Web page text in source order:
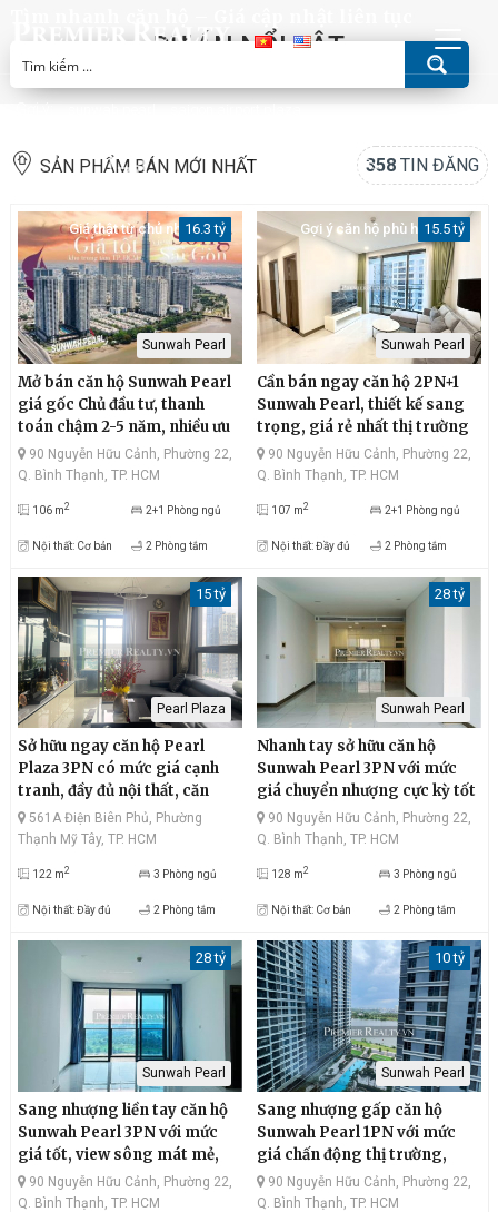
Giá thật từ chủ nhà Gợi ý căn hộ phù hợp
DỰ ÁN NỔI BẬT
SẢN PHẨM BÁN MỚI NHẤT 358 TIN ĐĂNG
16.3 tỷ
Sunwah Pearl
Mở bán căn hộ Sunwah Pearl
giá gốc Chủ đầu tư, thanh
toán chậm 2-5 năm, nhiều ưu
đãi hấp dẫn
90 Nguyễn Hữu Cảnh, Phường 22,
Q. Bình Thạnh, TP. HCM
106 m2 2+1 Phòng ngủ
Nội thất: Cơ bản 2 Phòng tắm
15.5 tỷ
Sunwah Pearl
Cần bán ngay căn hộ 2PN+1
Sunwah Pearl, thiết kế sang
trọng, giá rẻ nhất thị trường
90 Nguyễn Hữu Cảnh, Phường 22,
Q. Bình Thạnh, TP. HCM
107 m2 2+1 Phòng ngủ
Nội thất: Đầy đủ 2 Phòng tắm
15 tỷ
Pearl Plaza
Sở hữu ngay căn hộ Pearl
Plaza 3PN có mức giá cạnh
tranh, đầy đủ nội thất, căn
góc tầng cao view sông
thoáng mát, Landmark81 rực
561A Điện Biên Phủ, Phường
Thạnh Mỹ Tây, TP. HCM
122 m2 3 Phòng ngủ
Nội thất: Đầy đủ 2 Phòng tắm
28 tỷ
Sunwah Pearl
Nhanh tay sở hữu căn hộ
Sunwah Pearl 3PN với mức
giá chuyển nhượng cực kỳ tốt
trên thị trường, view sông
thoáng mát, quận 1 nhộn
90 Nguyễn Hữu Cảnh, Phường 22,
Q. Bình Thạnh, TP. HCM
128 m2 3 Phòng ngủ
Nội thất: Cơ bản 2 Phòng tắm
28 tỷ
Sunwah Pearl
Sang nhượng liền tay căn hộ
Sunwah Pearl 3PN với mức
giá tốt, view sông mát mẻ,
Thủ Thiêm hiện đại, thiết kế
tinh tế, diện tích rộng rãi, có
90 Nguyễn Hữu Cảnh, Phường 22,
Q. Bình Thạnh, TP. HCM
10 tỷ
Sunwah Pearl
Sang nhượng gấp căn hộ
Sunwah Pearl 1PN với mức
giá chấn động thị trường,
view sông thoáng đãng, quận
1 sầm uất, ban công rộng rãi
90 Nguyễn Hữu Cảnh, Phường 22,
Q. Bình Thạnh, TP. HCM